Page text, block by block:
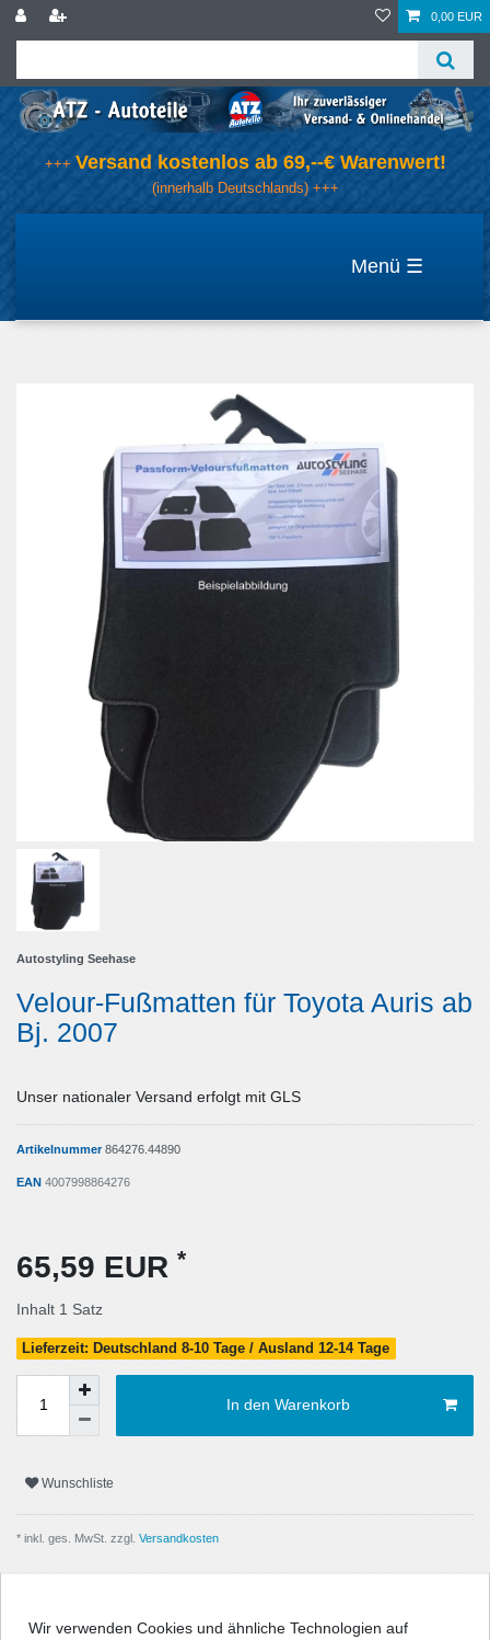
0,00 EUR
+++ Versand kostenlos ab 69,--€ Warenwert!
(innerhalb Deutschlands) +++
☰
Autostyling Seehase
Velour-Fußmatten für Toyota Auris ab
Bj. 2007
Unser nationaler Versand erfolgt mit GLS
Artikelnummer864276.44890
EAN 4007998864276
65,59 EUR *
Inhalt 1 Satz
Lieferzeit: Deutschland 8-10 Tage / Ausland 12-14 Tage
In den Warenkorb
Wunschliste
* inkl. ges. MwSt. zzgl. Versandkosten
Wir verwenden Cookies und ähnliche Technologien auf